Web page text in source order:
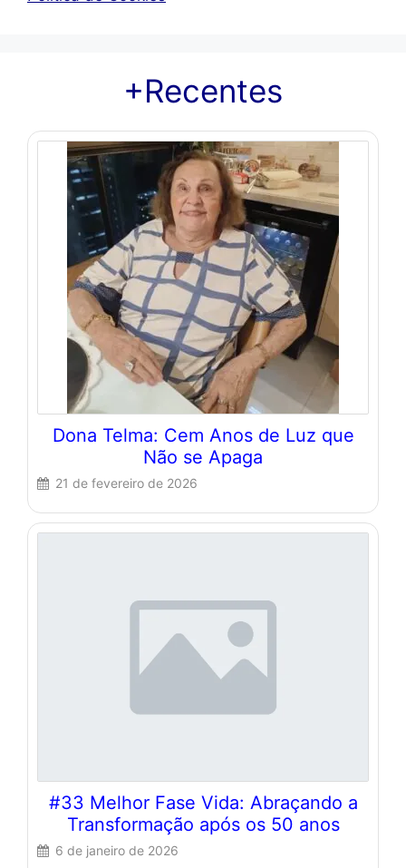
+Recentes
Dona Telma: Cem Anos de Luz que
Não se Apaga
21 de fevereiro de 2026
#33 Melhor Fase Vida: Abraçando a
Transformação após os 50 anos
6 de janeiro de 2026